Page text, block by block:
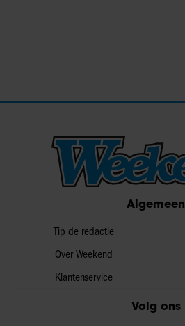
Algemeen
Tip de redactie
Over Weekend
Klantenservice
Volg ons